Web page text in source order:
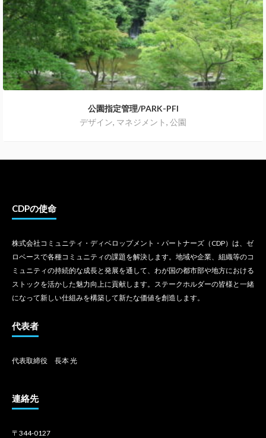
公園指定管理/PARK-PFI
デザイン, マネジメント, 公園
CDPの使命
株式会社コミュニティ・ディベロップメント・パートナーズ（CDP）は、ゼ
ロベースで各種コミュニティの課題を解決します。地域や企業、組織等のコ
ミュニティの持続的な成長と発展を通して、わが国の都市部や地方における
ストックを活かした魅力向上に貢献します。ステークホルダーの皆様と一緒
になって新しい仕組みを構築して新たな価値を創造します。
代表者
代表取締役 長本 光
連絡先
〒344-0127